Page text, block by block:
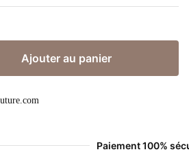
Ajouter au panier
Paiement 100%